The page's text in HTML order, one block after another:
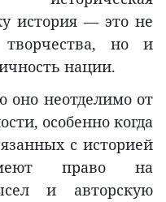
история — это не
но и
нации.
оно неотделимо от
особенно когда
с историей
право на
и авторскую